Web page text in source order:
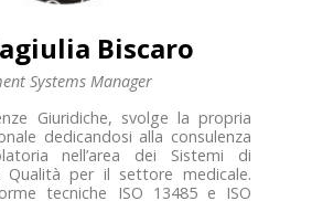
Biscaro
Systems Manager
Giuridiche, svolge la propria
dedicandosi alla consulenza
nell’area dei Sistemi di
Qualità per il settore medicale.
tecniche ISO 13485 e ISO